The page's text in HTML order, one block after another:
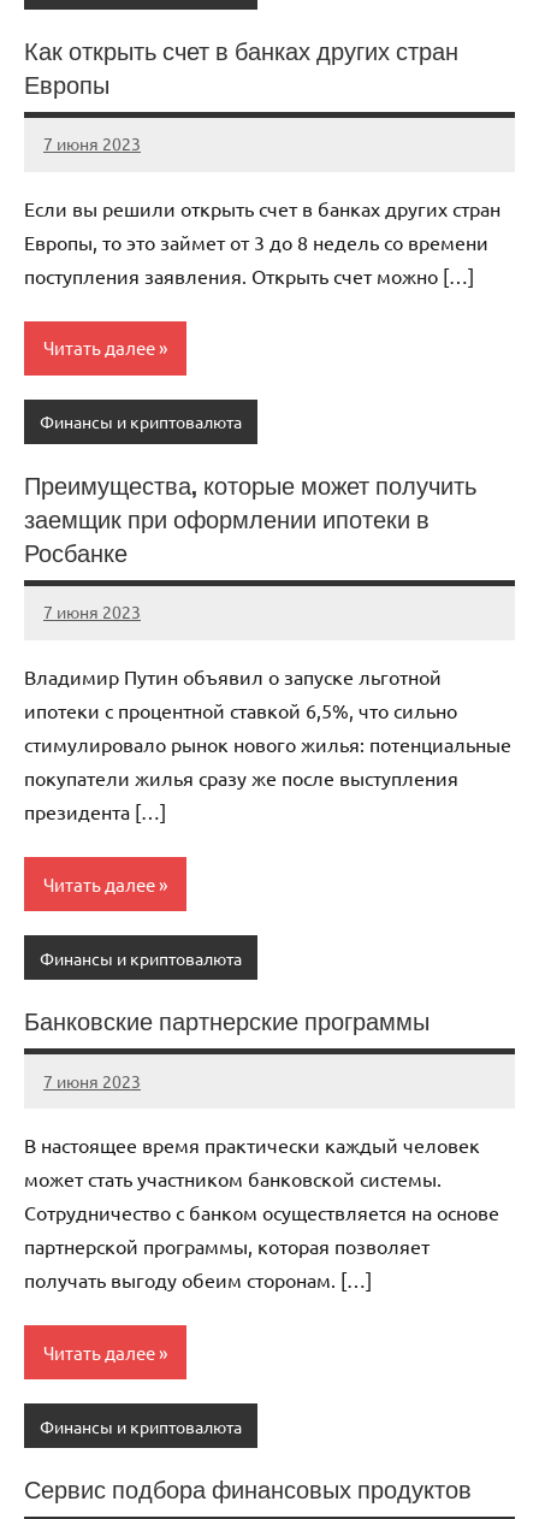
Как открыть счет в банках других стран
Европы
7 июня 2023
immo_navi_ru
Нет
Если вы решили открыть счет в банках других стран
Европы, то это займет от 3 до 8 недель со времени
поступления заявления. Открыть счет можно […]
Читать далее
Финансы и криптовалюта
Преимущества, которые может получить
заемщик при оформлении ипотеки в
Росбанке
7 июня 2023
immo_navi_ru
Нет
Владимир Путин объявил о запуске льготной
ипотеки с процентной ставкой 6,5%, что сильно
стимулировало рынок нового жилья: потенциальные
покупатели жилья сразу же после выступления
президента […]
Читать далее
Финансы и криптовалюта
Банковские партнерские программы
7 июня 2023
immo_navi_ru
Нет
В настоящее время практически каждый человек
может стать участником банковской системы.
Сотрудничество с банком осуществляется на основе
партнерской программы, которая позволяет
получать выгоду обеим сторонам. […]
Читать далее
Финансы и криптовалюта
Сервис подбора финансовых продуктов